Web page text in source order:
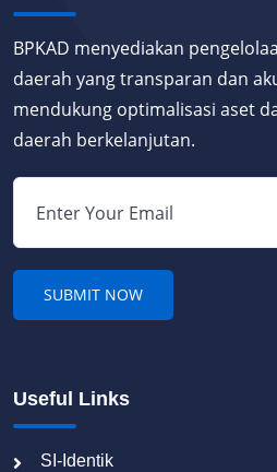
BPKAD menyediakan
daerah yang transparan dan
mendukung optimalisasi aset
daerah berkelanjutan.
Useful Links
SI-Identik